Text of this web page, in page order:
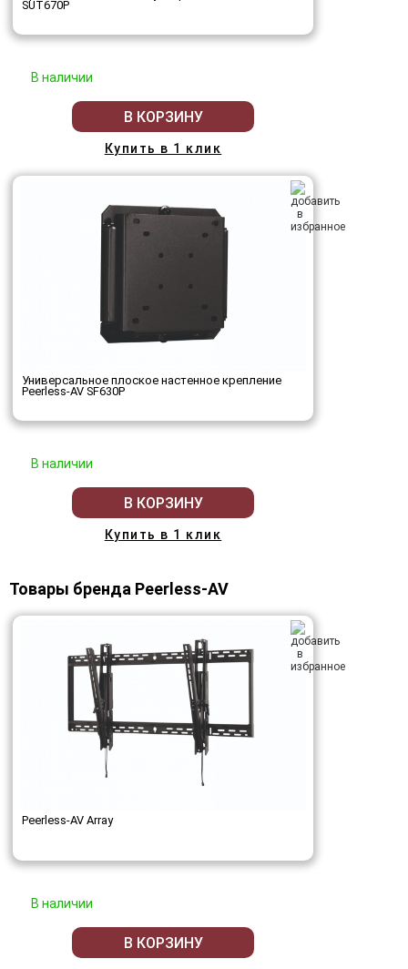
SUT670P
В наличии
В КОРЗИНУ
Купить в 1 клик
Универсальное плоское настенное крепление
Peerless-AV SF630P
В наличии
В КОРЗИНУ
Купить в 1 клик
Товары бренда Peerless-AV
Peerless-AV Array
В наличии
В КОРЗИНУ